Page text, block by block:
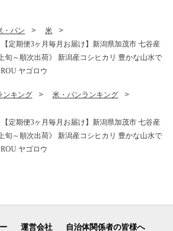
・パン
米
【定期便3ヶ月毎月お届け】新潟県加茂市 七谷産
旬～順次出荷》 新潟産コシヒカリ 豊かな山水で
ヤゴロウ
ンキング
米・パンランキング
【定期便3ヶ月毎月お届け】新潟県加茂市 七谷産
旬～順次出荷》 新潟産コシヒカリ 豊かな山水で
ヤゴロウ
運営会社 自治体関係者の皆様へ